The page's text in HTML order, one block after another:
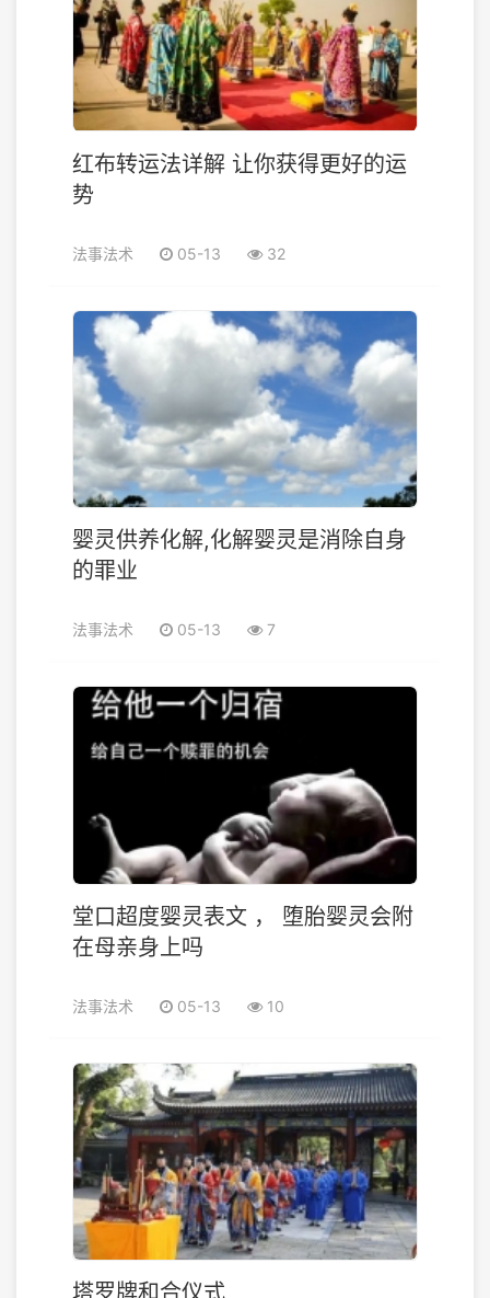
红布转运法详解 让你获得更好的运
势
法事法术 05-13 32
婴灵供养化解,化解婴灵是消除自身
的罪业
法事法术 05-13 7
堂口超度婴灵表文 ， 堕胎婴灵会附
在母亲身上吗
法事法术 05-13 10
塔罗牌和合仪式